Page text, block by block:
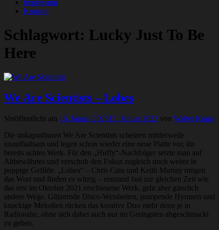
Impressum
Kontakt
Schlagwort: Lucky Just To Be
Here
We Are Scientists – Lobes
Veröffentlicht am 16. Januar 202315. Januar 2023 von Walter Kraus
Die unkaputtbaren We Are Scientists scheinen mittlerweile
unaufhaltsam und legen schon wieder eine neue Platte vor, ihr
bereits achtes Werk. Für den „Huffy“-Nachfolger setzte man auf
Altbewährtes und verschob den Fokus zugleich noch weiter in
poppige Gefilde. „Lobes“ – Chris Cain und Keith Murray mögen
das Wort und finden es witzig – entstand fast zur gleichen Zeit wie
das erst im Oktober 2021 erschienene Werk, geht aber gänzlich
andere Wege. Glitzernde Disco-Weisheiten, pumpende Hymnen und
knackige Melodien rücken das kreative Duo mehr denn je in
Radionähe, ohne sich dabei auch nur im Geringsten abgeschmackt
zu geben.